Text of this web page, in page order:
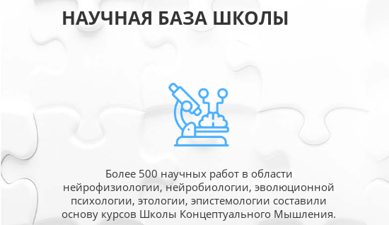
НАУЧНАЯ БАЗА ШКОЛЫ
Более 500 научных работ в области
нейрофизиологии, нейробиологии, эволюционной
психологии, этологии, эпистемологии составили
основу курсов Школы Концептуального Мышления.